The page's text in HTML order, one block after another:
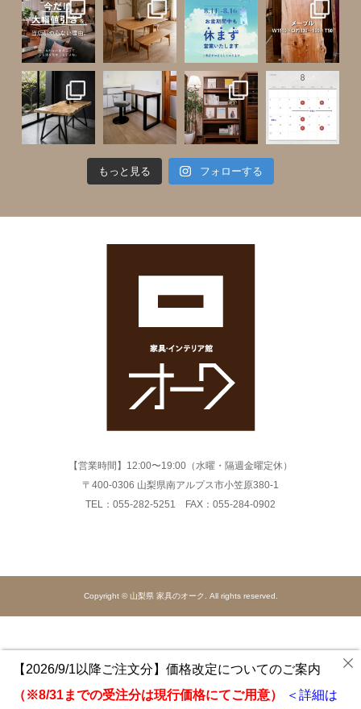
もっと見る フォローする
【営業時間】12:00〜19:00（水曜・隔週金曜定休）
〒400-0306 山梨県南アルプス市小笠原380-1
TEL：055-282-5251 FAX：055-284-0902
Copyright © 山梨県 家具のオーク. All rights reserved.
【2026/9/1以降ご注文分】価格改定についてのご案内
（※8/31までの受注分は現行価格にてご用意）
＜詳細は